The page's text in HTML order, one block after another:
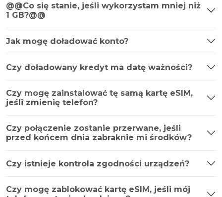
@@Co się stanie, jeśli wykorzystam mniej niż
1 GB?@@
Jak mogę doładować konto?
Czy doładowany kredyt ma datę ważności?
Czy mogę zainstalować tę samą kartę eSIM,
jeśli zmienię telefon?
Czy połączenie zostanie przerwane, jeśli
przed końcem dnia zabraknie mi środków?
Czy istnieje kontrola zgodności urządzeń?
Czy mogę zablokować kartę eSIM, jeśli mój